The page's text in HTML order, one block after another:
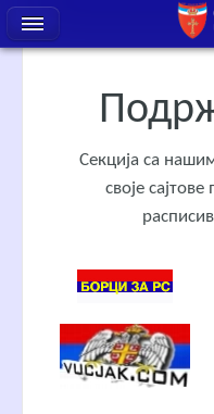
Секција са
своје